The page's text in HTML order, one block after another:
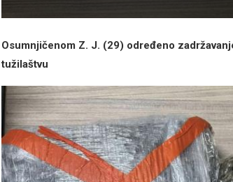
Osumnjičenom Z. J. (29) određeno
tužilaštvu